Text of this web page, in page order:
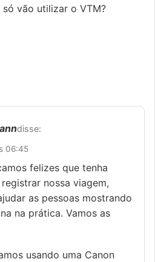
vão utilizar o VTM?
disse:
06:45
felizes que tenha
nossa viagem,
as pessoas mostrando
na prática. Vamos as
usando uma Canon